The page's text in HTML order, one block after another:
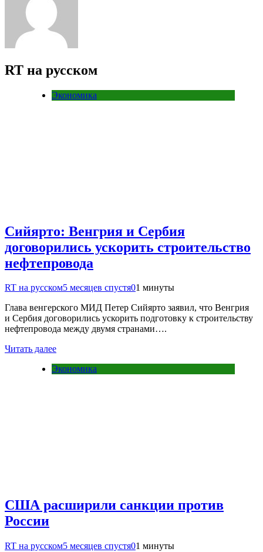
RT на русском
Экономика
Сийярто: Венгрия и Сербия
договорились ускорить строительство
нефтепровода
RT на русском5 месяцев спустя01 минуты
Глава венгерского МИД Петер Сийярто заявил, что Венгрия
и Сербия договорились ускорить подготовку к строительству
нефтепровода между двумя странами….
Читать далее
Экономика
США расширили санкции против
России
RT на русском5 месяцев спустя01 минуты